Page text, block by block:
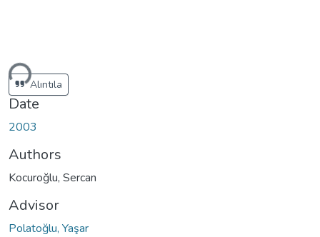
Alıntıla
Date
2003
Authors
Kocuroğlu, Sercan
Advisor
Polatoğlu, Yaşar